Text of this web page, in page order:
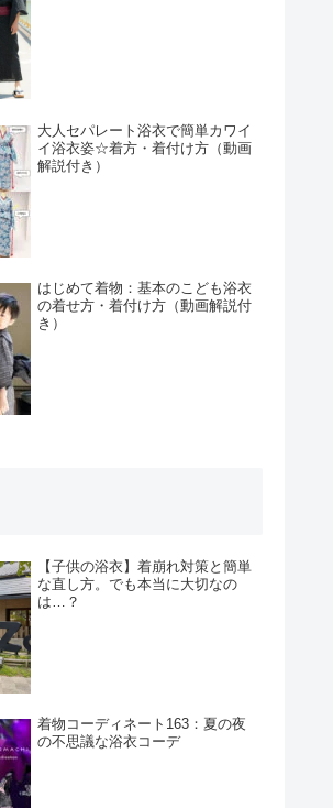
大人セパレート浴衣で簡単カワイ
イ浴衣姿☆着方・着付け方（動画
解説付き）
はじめて着物：基本のこども浴衣
の着せ方・着付け方（動画解説付
き）
【子供の浴衣】着崩れ対策と簡単
な直し方。でも本当に大切なの
は…？
着物コーディネート163：夏の夜
の不思議な浴衣コーデ